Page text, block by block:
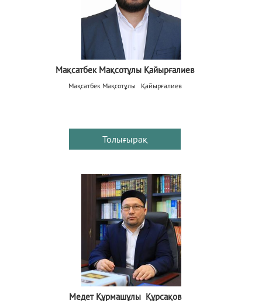
Мақсатбек Мақсотұлы Қайырғалиев
Мақсатбек Мақсотұлы Қайырғалиев
Толығырақ
Медет Құрмашұлы Құрсақов